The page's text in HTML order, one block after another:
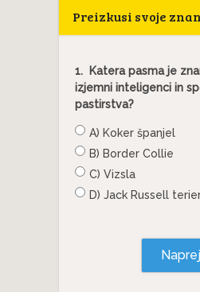
Preizkusi svoje
1.
Katera pasma je
izjemni inteligenci in
pastirstva?
A) Koker španjel
B) Border Collie
C) Vizsla
D) Jack Russell
Naprej